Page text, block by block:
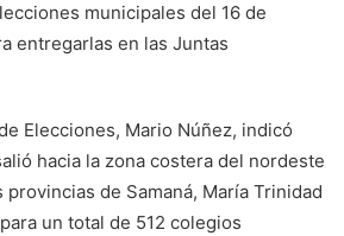
municipales del 16 de
entregarlas en las Juntas
Elecciones, Mario Núñez, indicó
hacia la zona costera del nordeste
de Samaná, María Trinidad
un total de 512 colegios